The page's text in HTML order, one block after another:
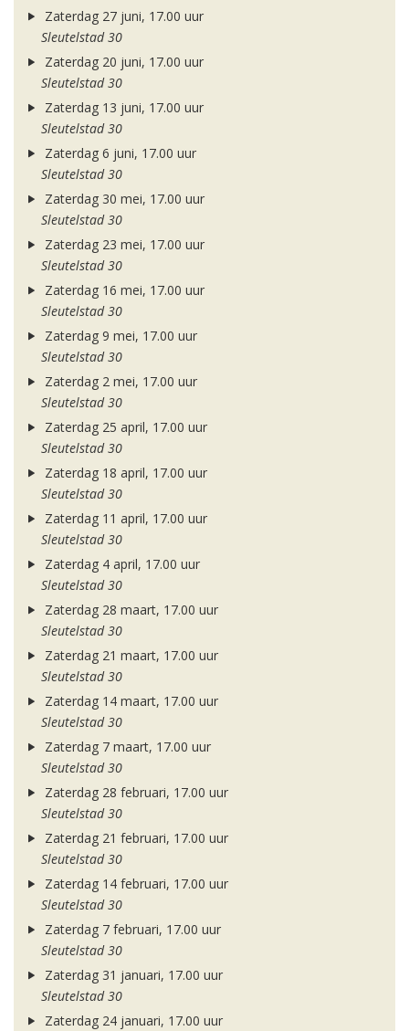
Zaterdag 27 juni, 17.00 uur
Sleutelstad 30
Zaterdag 20 juni, 17.00 uur
Sleutelstad 30
Zaterdag 13 juni, 17.00 uur
Sleutelstad 30
Zaterdag 6 juni, 17.00 uur
Sleutelstad 30
Zaterdag 30 mei, 17.00 uur
Sleutelstad 30
Zaterdag 23 mei, 17.00 uur
Sleutelstad 30
Zaterdag 16 mei, 17.00 uur
Sleutelstad 30
Zaterdag 9 mei, 17.00 uur
Sleutelstad 30
Zaterdag 2 mei, 17.00 uur
Sleutelstad 30
Zaterdag 25 april, 17.00 uur
Sleutelstad 30
Zaterdag 18 april, 17.00 uur
Sleutelstad 30
Zaterdag 11 april, 17.00 uur
Sleutelstad 30
Zaterdag 4 april, 17.00 uur
Sleutelstad 30
Zaterdag 28 maart, 17.00 uur
Sleutelstad 30
Zaterdag 21 maart, 17.00 uur
Sleutelstad 30
Zaterdag 14 maart, 17.00 uur
Sleutelstad 30
Zaterdag 7 maart, 17.00 uur
Sleutelstad 30
Zaterdag 28 februari, 17.00 uur
Sleutelstad 30
Zaterdag 21 februari, 17.00 uur
Sleutelstad 30
Zaterdag 14 februari, 17.00 uur
Sleutelstad 30
Zaterdag 7 februari, 17.00 uur
Sleutelstad 30
Zaterdag 31 januari, 17.00 uur
Sleutelstad 30
Zaterdag 24 januari, 17.00 uur